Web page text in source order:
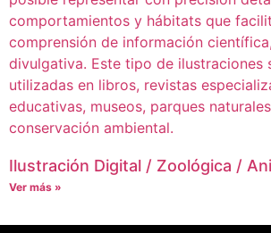
Ilustración Digital / Zoológica /
Ver más »